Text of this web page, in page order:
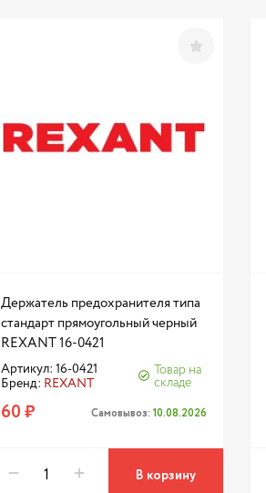
Держатель предохранителя типа
стандарт прямоугольный черный
REXANT 16-0421
Артикул: 16-0421
Бренд: REXANT
Товар на
складе
60 ₽ Самовывоз:10.08.2026
В корзину